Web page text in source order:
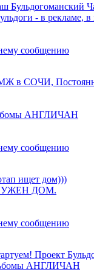
Бульдогоманский
- в рекламе,
сообщению
в СОЧИ,
АНГЛИЧАН
сообщению
ищет дом)))
ДОМ.
сообщению
Проект
АНГЛИЧАН